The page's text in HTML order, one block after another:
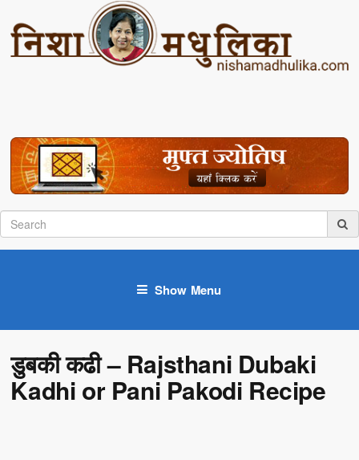
Show Menu
डुबकी कढी – Rajsthani Dubaki
Kadhi or Pani Pakodi Recipe